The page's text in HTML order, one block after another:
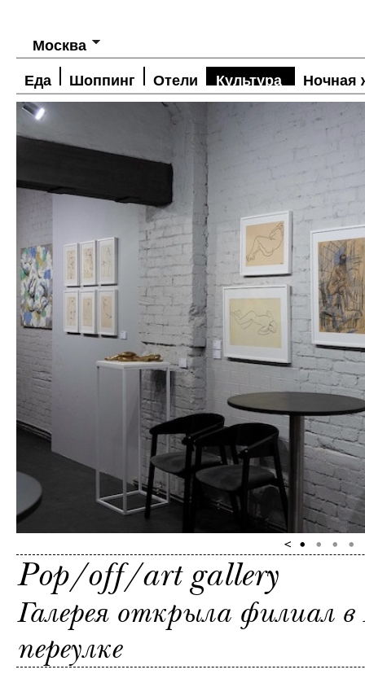
Москва
Еда Шоппинг Отели Культура Ночная
Pop/off/art gallery
Галерея открыла филиал
переулке